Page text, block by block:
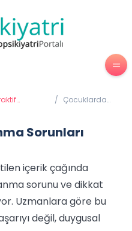
/ Çocuklarda
Sorunları
içerik çağında
sorunu ve dikkat
Uzmanlara göre bu
değil, duygusal